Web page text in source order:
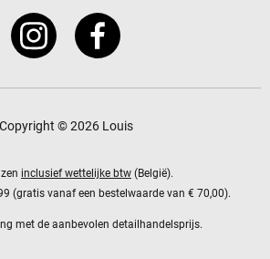
Copyright © 2026 Louis
inclusief wettelijke btw (België).
(gratis vanaf een bestelwaarde van € 70,00).
met de aanbevolen detailhandelsprijs.